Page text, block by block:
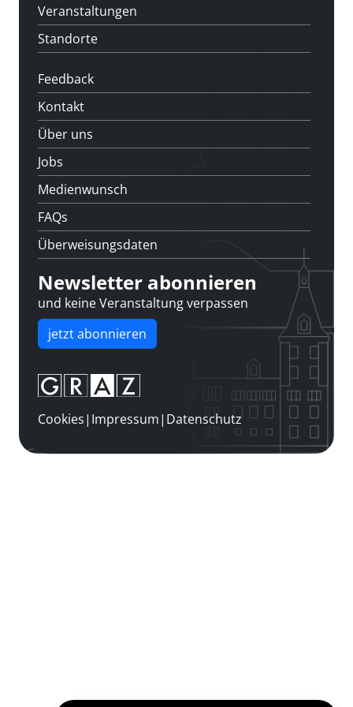
Veranstaltungen
Standorte
Feedback
Kontakt
Über uns
Jobs
Medienwunsch
FAQs
Überweisungsdaten
Newsletter abonnieren
und keine Veranstaltung verpassen
jetzt abonnieren
Cookies| Impressum| Datenschutz